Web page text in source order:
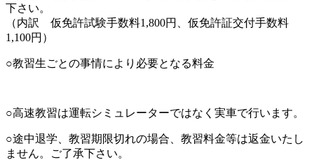
下さい。
（内訳 仮免許試験手数料1,800円、仮免許証交付手数料
1,100円）
○教習生ごとの事情により必要となる料金
○高速教習は運転シミュレーターではなく実車で行います。
○途中退学、教習期限切れの場合、教習料金等は返金いたし
ません。ご了承下さい。